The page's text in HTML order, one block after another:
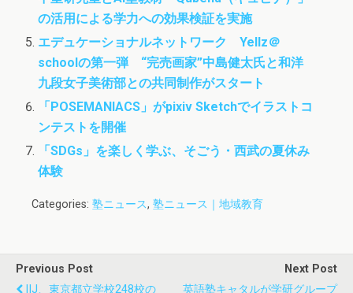
の活用による学力への効果検証を実施
エデュケーショナルネットワーク Yellz＠
schoolの第一弾 “完売画家”中島健太氏と和洋
九段女子美術部との共同制作がスタート
「POSEMANIACS」がpixiv Sketchでイラストコ
ンテストを開催
「SDGs」を楽しく学ぶ、そごう・西武の夏休み
体験
Categories: 塾ニュース, 塾ニュース｜地域教育
Previous Post
IIJ、東京都立学校248校の
Next Post
英語塾キャタルが学研グループ